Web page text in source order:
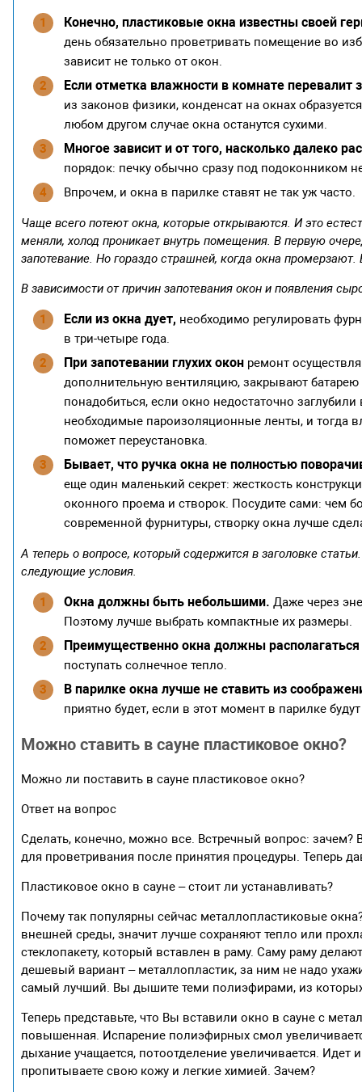
Конечно, пластиковые окна известны своей
день обязательно проветривать помещение во
зависит не только от окон.
Если отметка влажности в комнате перевалит
из законов физики, конденсат на окнах
любом другом случае окна останутся сухими.
Многое зависит и от того, насколько далеко
порядок: печку обычно сразу под подоконником
Впрочем, и окна в парилке ставят не так уж часто.
Чаще всего потеют окна, которые открываются. И это
меняли, холод проникает внутрь помещения. В первую
запотевание. Но гораздо страшней, когда окна промерзают.
В зависимости от причин запотевания окон и появления
Если из окна дует, необходимо регулировать
в три-четыре года.
При запотевании глухих оконремонт
дополнительную вентиляцию, закрывают
понадобиться, если окно недостаточно
необходимые пароизоляционные ленты, и тогда
поможет переустановка.
Бывает, что ручка окна не полностью
еще один маленький секрет: жесткость
оконного проема и створок. Посудите сами: чем
современной фурнитуры, створку окна лучше
А теперь о вопросе, который содержится в заголовке
следующие условия.
Окна должны быть небольшими. Даже через
Поэтому лучше выбрать компактные их размеры.
Преимущественно окна должны
поступать солнечное тепло.
В парилке окна лучше не ставить из
приятно будет, если в этот момент в парилке
Можно ставить в сауне пластиковое окно?
Можно ли поставить в сауне пластиковое окно?
Ответ на вопрос
Сделать, конечно, можно все. Встречный вопрос: зачем?
для проветривания после принятия процедуры. Теперь
Пластиковое окно в сауне – стоит ли устанавливать?
Почему так популярны сейчас металлопластиковые
внешней среды, значит лучше сохраняют тепло или
стеклопакету, который вставлен в раму. Саму раму
дешевый вариант – металлопластик, за ним не надо
самый лучший. Вы дышите теми полиэфирами, из
Теперь представьте, что Вы вставили окно в сауне с
повышенная. Испарение полиэфирных смол
дыхание учащается, потоотделение увеличивается.
пропитываете свою кожу и легкие химией. Зачем?